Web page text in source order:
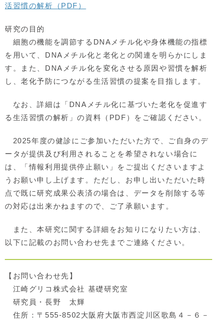
活習慣の解析（PDF）
研究の目的
細胞の機能を調節するDNAメチル化や身体機能の指標
を用いて、DNAメチル化と老化との関連を明らかにしま
す。また、DNAメチル化を変化させる原因や習慣を解析
し、老化予防につながる生活習慣の提案を目指します。
なお、詳細は「DNAメチル化に基づいた老化を促進す
る生活習慣の解析」の資料（PDF）をご確認ください。
2025年度の健診にご参加いただいた方で、ご自身のデ
ータが提供及び利用されることを希望されない場合に
は、「情報利用提供停止願い」をご提出くださいますよ
うお願い申し上げます。ただし、お申し出いただいた時
点で既に研究成果公表済の場合は、データを削除する等
の対応は出来かねますので、ご了承願います。
また、本研究に関する詳細をお知りになりたい方は、
以下に記載のお問い合わせ先までご連絡ください。
【お問い合わせ先】
江崎グリコ株式会社 基礎研究室
研究員・長野 太輝
住所：〒555-8502大阪府大阪市西淀川区歌島４－６－